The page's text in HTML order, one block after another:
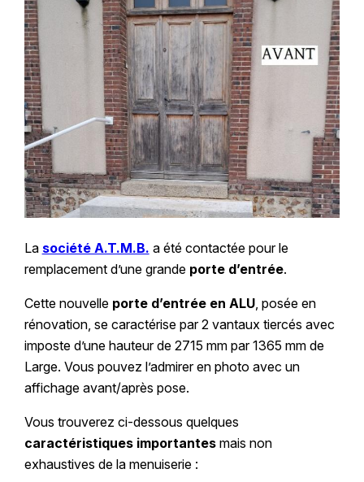
La société A.T.M.B. a été contactée pour le
remplacement d’une grande porte d’entrée.
Cette nouvelle porte d’entrée en ALU, posée en
rénovation, se caractérise par 2 vantaux tiercés avec
imposte d’une hauteur de 2715 mm par 1365 mm de
Large. Vous pouvez l’admirer en photo avec un
affichage avant/après pose.
Vous trouverez ci-dessous quelques
caractéristiques importantesmais non
exhaustives de la menuiserie :